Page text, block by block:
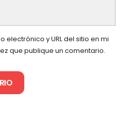
electrónico y URL del sitio en mi
que publique un comentario.